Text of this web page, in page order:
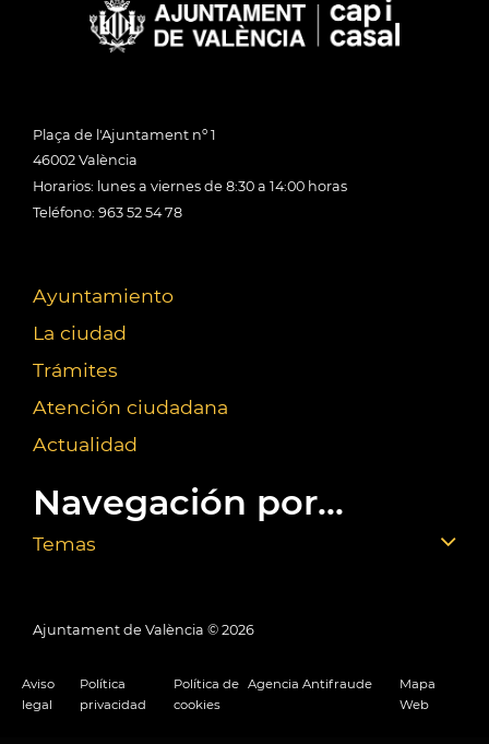
Plaça de l'Ajuntament nº 1
46002 València
Horarios: lunes a viernes de 8:30 a 14:00 horas
Teléfono: 963 52 54 78
Ayuntamiento
La ciudad
Trámites
Atención ciudadana
Actualidad
Navegación por...
Temas
Ajuntament de València © 2026
Aviso
legal
Política
privacidad
Política de
cookies
Agencia Antifraude
Mapa
Web